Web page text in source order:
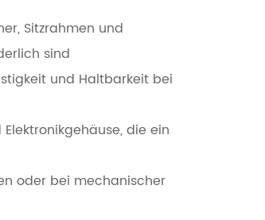
Sitzrahmen und
sind
und Haltbarkeit bei
die ein
oder bei mechanischer